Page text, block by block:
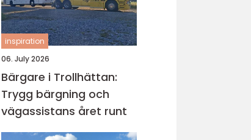
inspiration
06. July 2026
Bärgare i Trollhättan:
Trygg bärgning och
vägassistans året runt